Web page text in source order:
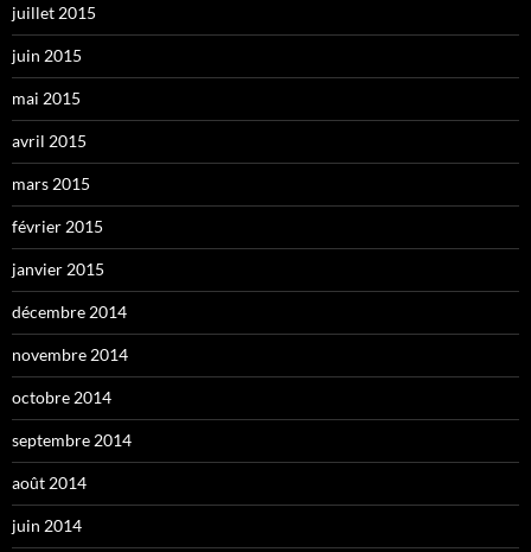
juillet 2015
juin 2015
mai 2015
avril 2015
mars 2015
février 2015
janvier 2015
décembre 2014
novembre 2014
octobre 2014
septembre 2014
août 2014
juin 2014